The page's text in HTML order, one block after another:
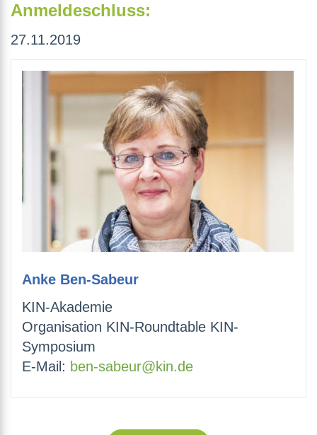
Anmeldeschluss:
27.11.2019
Anke Ben-Sabeur
KIN-Akademie
Organisation KIN-Roundtable KIN-
Symposium
E-Mail: ben-sabeur@kin.de